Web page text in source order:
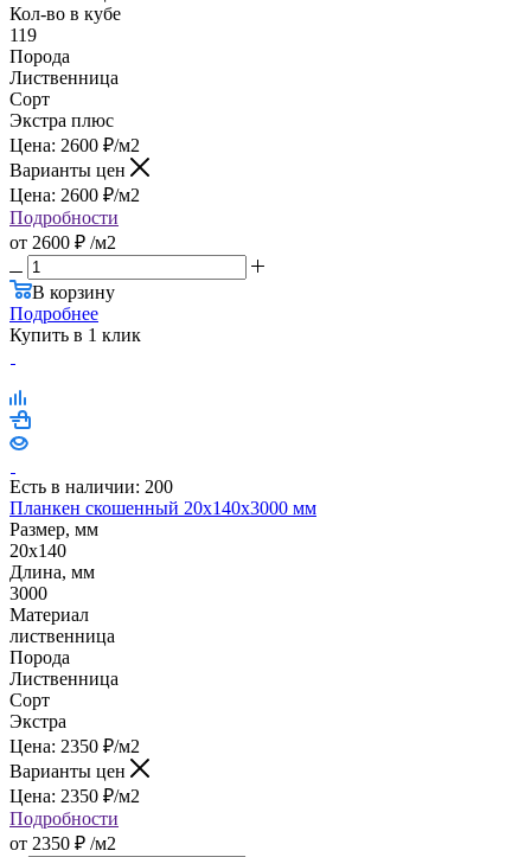
Кол-во в кубе
119
Порода
Лиственница
Сорт
Экстра плюс
Цена: 2600 ₽/м2
Варианты цен
Цена: 2600 ₽/м2
Подробности
от 2600 ₽ /м2
В корзину
Подробнее
Купить в 1 клик
Есть в наличии: 200
Планкен скошенный 20х140х3000 мм
Размер, мм
20x140
Длина, мм
3000
Материал
лиственница
Порода
Лиственница
Сорт
Экстра
Цена: 2350 ₽/м2
Варианты цен
Цена: 2350 ₽/м2
Подробности
от 2350 ₽ /м2